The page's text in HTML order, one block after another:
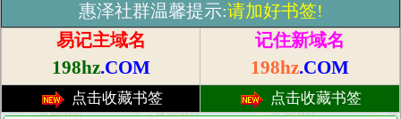
惠泽社群温馨提示:请加好书签!
易记主域名
198hz.COM
记住新域名
198hz.COM
点击收藏书签 点击收藏书签